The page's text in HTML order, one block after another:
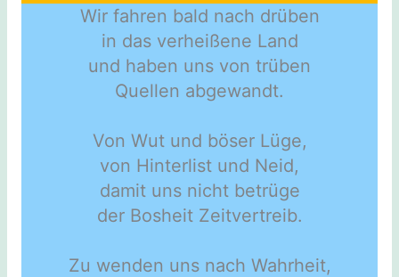
Wir fahren bald nach drüben
in das verheißene Land
und haben uns von trüben
Quellen abgewandt.
Von Wut und böser Lüge,
von Hinterlist und Neid,
damit uns nicht betrüge
der Bosheit Zeitvertreib.
Zu wenden uns nach Wahrheit,